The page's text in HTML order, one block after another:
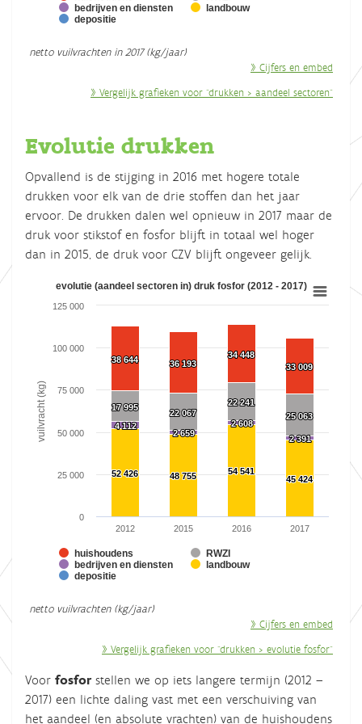
bedrijven en diensten
landbouw
depositie
End of interactive chart.
netto vuilvrachten in 2017 (kg/jaar)
» Cijfers en embed
» Vergelijk grafieken voor "drukken > aandeel sectoren"
Evolutie drukken
Opvallend is de stijging in 2016 met hogere totale
drukken voor elk van de drie stoffen dan het jaar
ervoor. De drukken dalen wel opnieuw in 2017 maar de
druk voor stikstof en fosfor blijft in totaal wel hoger
dan in 2015, de druk voor CZV blijft ongeveer gelijk.
evolutie (aandeel sectoren in) druk fosfor (2012 - 2017)
Bar chart with 5 data series.
View as data table, evolutie (aandeel sectoren in) druk
The chart has 1 X axis displaying categories.
The chart has 1 Y axis displaying vuilvracht (kg). Range: 0 to
vuilvracht (kg)
evolutie (aandeel sectoren in) druk fosfor (2012 - 2017)
38 644
38 644 36 193
36 193
34 448
34 448
33 009
33 009
17 995
17 995
22 067
22 067
22 241
22 241
25 063
25 063
4 112
4 112
2 659
2 659
2 608
2 608
2 391
2 391
52 426
52 426 48 755
48 755 54 541
54 541
45 424
45 424
huishoudens
RWZI
bedrijven en diensten
landbouw
depositie
2012 2015 2016 2017
0
25 000
50 000
75 000
100 000
125 000
End of interactive chart.
netto vuilvrachten (kg/jaar)
» Cijfers en embed
» Vergelijk grafieken voor "drukken > evolutie fosfor"
Voor fosforstellen we op iets langere termijn (2012 –
2017) een lichte daling vast met een verschuiving van
het aandeel (en absolute vrachten) van de huishoudens